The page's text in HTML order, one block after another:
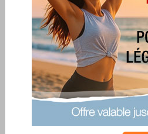
Merci Merci Merci Merci Merci Merci Merci
lire la suite
Quizz: Tout est
cochon
publié le 10/10/2009 à 10:59